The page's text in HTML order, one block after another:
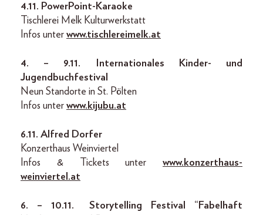
4.11. PowerPoint-Karaoke
Tischlerei Melk Kulturwerkstatt
Infos unter www.tischlereimelk.at
4. – 9.11.
Internationales Kinder- und
Jugendbuchfestival
Neun Standorte in St. Pölten
Infos unter www.kijubu.at
6.11. Alfred Dorfer
Konzerthaus Weinviertel
Infos & Tickets unter www.konzerthaus-
weinviertel.at
6. – 10.11.
Storytelling Festival “Fabelhaft